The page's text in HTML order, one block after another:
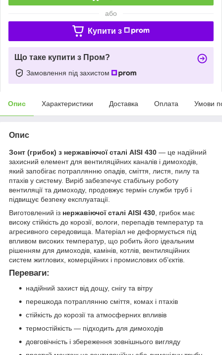
або
Купити з
Що таке купити з Пром?
Замовлення під захистом
Опис Характеристики Доставка Оплата Умови
Опис
Зонт (грибок) з нержавіючої сталі AISI 430 — це надійний
захисний елемент для вентиляційних каналів і димоходів,
який запобігає потраплянню опадів, сміття, листя, пилу та
птахів у систему. Виріб забезпечує стабільну роботу
вентиляції та димоходу, продовжує термін служби труб і
підвищує безпеку експлуатації.
Виготовлений із нержавіючої сталі AISI 430 , грибок має
високу стійкість до корозії, вологи, перепадів температур та
агресивного середовища. Матеріал не деформується під
впливом високих температур, що робить його ідеальним
рішенням для димоходів, камінів, котлів, вентиляційних
систем житлових, комерційних і промислових об’єктів.
Переваги:
надійний захист від дощу, снігу та вітру
перешкода потраплянню сміття, комах і птахів
стійкість до корозії та атмосферних впливів
термостійкість — підходить для димоходів
довговічність і збереження зовнішнього вигляду